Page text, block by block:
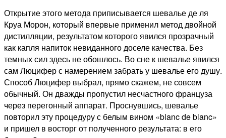
Открытие этого метода приписывается шевалье де ля
Круа Морон, который впервые применил метод двойной
дистилляции, результатом которого явился прозрачный
как капля напиток невиданного доселе качества. Без
темных сил здесь не обошлось. Во сне к шевалье явился
сам Люцифер с намерением забрать у шевалье его душу.
Способ Люцифер выбрал, прямо скажем, не совсем
обычный. Он дважды пропустил несчастного француза
через перегонный аппарат. Проснувшись, шевалье
повторил эту процедуру с белым вином «blanc de blanc»
и пришел в восторг от полученного результата: в его